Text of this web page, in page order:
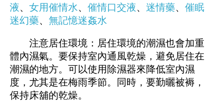
液、 女用催情水、 催情口交液、 迷情藥、 催眠
迷幻藥、 無記憶迷姦水
注意居住環境：居住環境的潮濕也會加重
體內濕氣。要保持室內通風乾燥，避免居住在
潮濕的地方。可以使用除濕器來降低室內濕
度，尤其是在梅雨季節。同時，要勤曬被褥，
保持床舖的乾燥。